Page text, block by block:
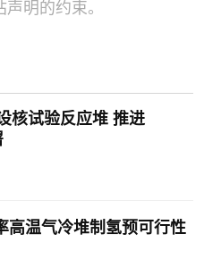
明的约束。
核试验反应堆 推进
高温气冷堆制氢预可行性